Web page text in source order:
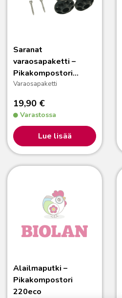
Saranat
varaosapaketti –
Pikakompostori
220eco
Varaosapaketti
19,90 €
Varastossa
Lue lisää
Alailmaputki –
Pikakompostori
220eco